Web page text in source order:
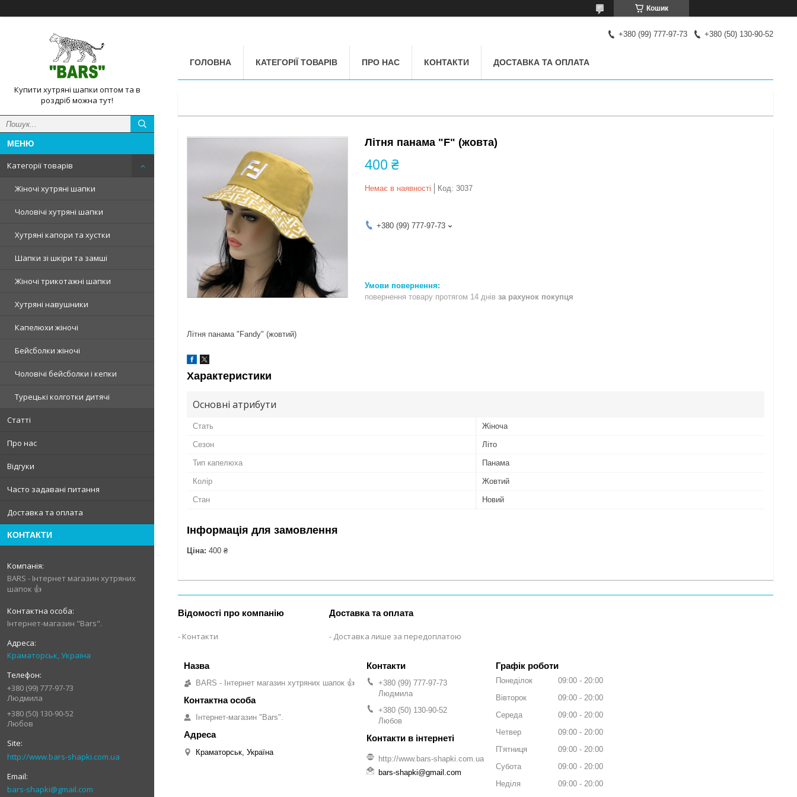
Кошик
Купити хутряні шапки оптом та в
роздріб можна тут!
Категорії товарів
Жіночі хутряні шапки
Чоловічі хутряні шапки
Хутряні капори та хустки
Шапки зі шкіри та замші
Жіночі трикотажні шапки
Хутряні навушники
Капелюхи жіночі
Бейсболки жіночі
Чоловічі бейсболки і кепки
Турецькі колготки дитячі
Статті
Про нас
Відгуки
Часто задавані питання
Доставка та оплата
КОНТАКТИ
BARS - Інтернет магазин хутряних
шапок 👍
Інтернет-магазин "Bars".
Краматорськ, Україна
+380 (99) 777-97-73
Людмила
+380 (50) 130-90-52
Любов
http://www.bars-shapki.com.ua
bars-shapki@gmail.com
+380 (99) 777-97-73 +380 (50) 130-90-52
ГОЛОВНА КАТЕГОРІЇ ТОВАРІВ ПРО НАС КОНТАКТИ ДОСТАВКА ТА ОПЛАТА
Літня панама "F" (жовта)
400 ₴
Немає в наявності Код: 3037
+380 (99) 777-97-73
повернення товару протягом 14 днів за рахунок покупця
Літня панама "Fandy" (жовтий)
Характеристики
Основні атрибути
Стать Жіноча
Сезон Літо
Тип капелюха Панама
Колір Жовтий
Стан Новий
Інформація для замовлення
Ціна: 400 ₴
Відомості про компанію
Контакти
Доставка та оплата
Доставка лише за передоплатою
BARS - Інтернет магазин хутряних шапок 👍
Інтернет-магазин "Bars".
Краматорськ, Україна
+380 (99) 777-97-73
Людмила
+380 (50) 130-90-52
Любов
http://www.bars-shapki.com.ua
bars-shapki@gmail.com
Графік роботи
Понеділок 09:00
20:00
Вівторок
09:00
20:00
Середа
09:00
20:00
Четвер
09:00
20:00
Пʼятниця
09:00
20:00
Субота
09:00
20:00
Неділя
09:00 20:00